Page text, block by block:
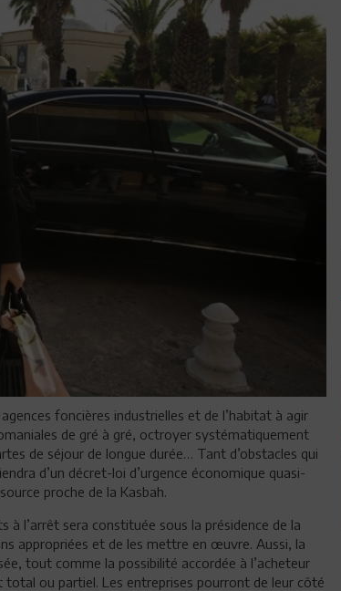
foncières industrielles et de l’habitat à agir
de gré à gré, octroyer systématiquement
de séjour de longue durée… Tant d’obstacles qui
d’un décret-loi d’urgence économique quasi-
proche de la Kasbah.
l’arrêt sera constituée sous la présidence de la
appropriées et de les mettre en œuvre. Aussi, la
tout comme la possibilité accordée à l’acheteur
total ou partiel. Les entreprises pourront de leur côté